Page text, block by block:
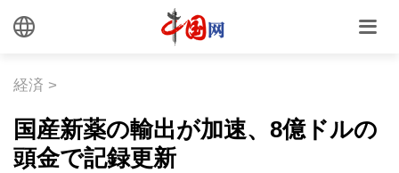
経済 >
国産新薬の輸出が加速、8億ドルの
頭金で記録更新